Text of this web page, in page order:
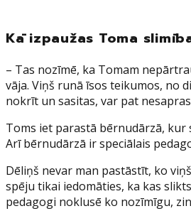
Kā izpaužas Toma
– Tas nozīmē, ka Tomam
vāja. Viņš runā īsos teikumos, no
nokrīt un sasitas, var pat
Toms iet parastā bērnudārzā, kur
Arī bērnudārzā ir speciālais
Dēliņš nevar man pastāstīt, ko
spēju tikai iedomāties, ka kas
pedagogi noklusē ko nozīmīgu,